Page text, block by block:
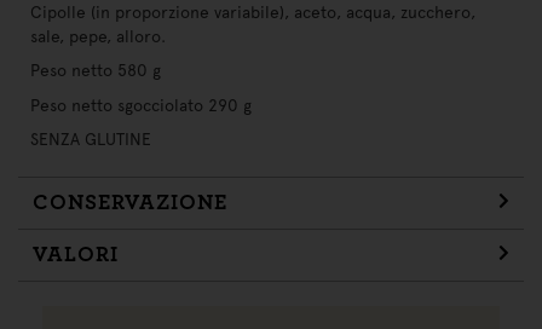
Cipolle (in proporzione variabile), aceto, acqua, zucchero,
sale, pepe, alloro.
Peso netto 580 g
Peso netto sgocciolato 290 g
SENZA GLUTINE
CONSERVAZIONE
VALORI